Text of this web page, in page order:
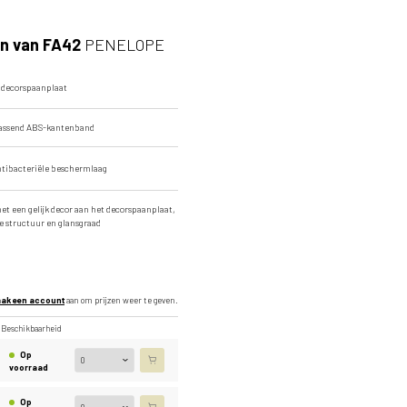
van FA42PENELOPE
ABS-kantenband
beschermlaag
een gelijk decor aan het decorspaanplaat,
structuur en glansgraad
een accountaan om prijzen weer te geven.
Beschikbaarheid
Op
voorraad
Op